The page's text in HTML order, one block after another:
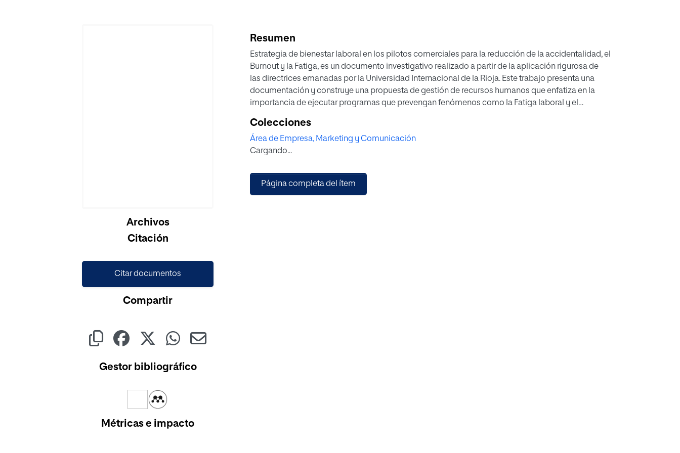
Archivos
Citación
Citar documentos
Compartir
Gestor bibliográfico
Métricas e impacto
Resumen
Estrategia de bienestar laboral en los pilotos comerciales para la reducción de la accidentalidad, el
Burnout y la Fatiga, es un documento investigativo realizado a partir de la aplicación rigurosa de
las directrices emanadas por la Universidad Internacional de la Rioja. Este trabajo presenta una
documentación y construye una propuesta de gestión de recursos humanos que enfatiza en la
importancia de ejecutar programas que prevengan fenómenos como la Fatiga laboral y el
aéreo de pasajeros en Colombia, especialmente en el ramo de los pilotos de aerolíneas comerciales
colombianos, quienes son el grupo focal de este estudio; que parte del análisis de la normatividad
regulatoria de los periodos de vuelo, actividad y descanso y la etiología de la fatiga y el Burnout,
comerciales en Colombia.
Colecciones
Área de Empresa, Marketing y Comunicación
Cargando...
Página completa del ítem